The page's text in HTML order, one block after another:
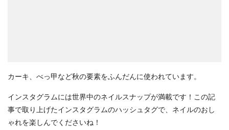
カーキ、べっ甲など秋の要素をふんだんに使われています。
インスタグラムには世界中のネイルスナップが満載です！この記
事で取り上げたインスタグラムのハッシュタグで、ネイルのおし
ゃれを楽しんでくださいね！